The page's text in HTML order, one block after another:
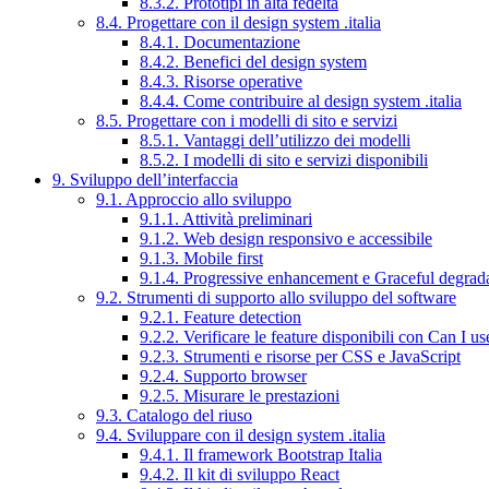
8.4. Progettare con il design system .italia
8.4.1. Documentazione
8.4.2. Benefici del design system
8.4.3. Risorse operative
8.4.4. Come contribuire al design system .italia
8.5. Progettare con i modelli di sito e servizi
8.5.1. Vantaggi dell’utilizzo dei modelli
8.5.2. I modelli di sito e servizi disponibili
9. Sviluppo dell’interfaccia
9.1. Approccio allo sviluppo
9.1.1. Attività preliminari
9.1.2. Web design responsivo e accessibile
9.1.3. Mobile first
9.1.4. Progressive enhancement e Graceful
9.2. Strumenti di supporto allo sviluppo del software
9.2.1. Feature detection
9.2.2. Verificare le feature disponibili con Can I
9.2.3. Strumenti e risorse per CSS e JavaScript
9.2.4. Supporto browser
9.2.5. Misurare le prestazioni
9.3. Catalogo del riuso
9.4. Sviluppare con il design system .italia
9.4.1. Il framework Bootstrap Italia
9.4.2. Il kit di sviluppo React